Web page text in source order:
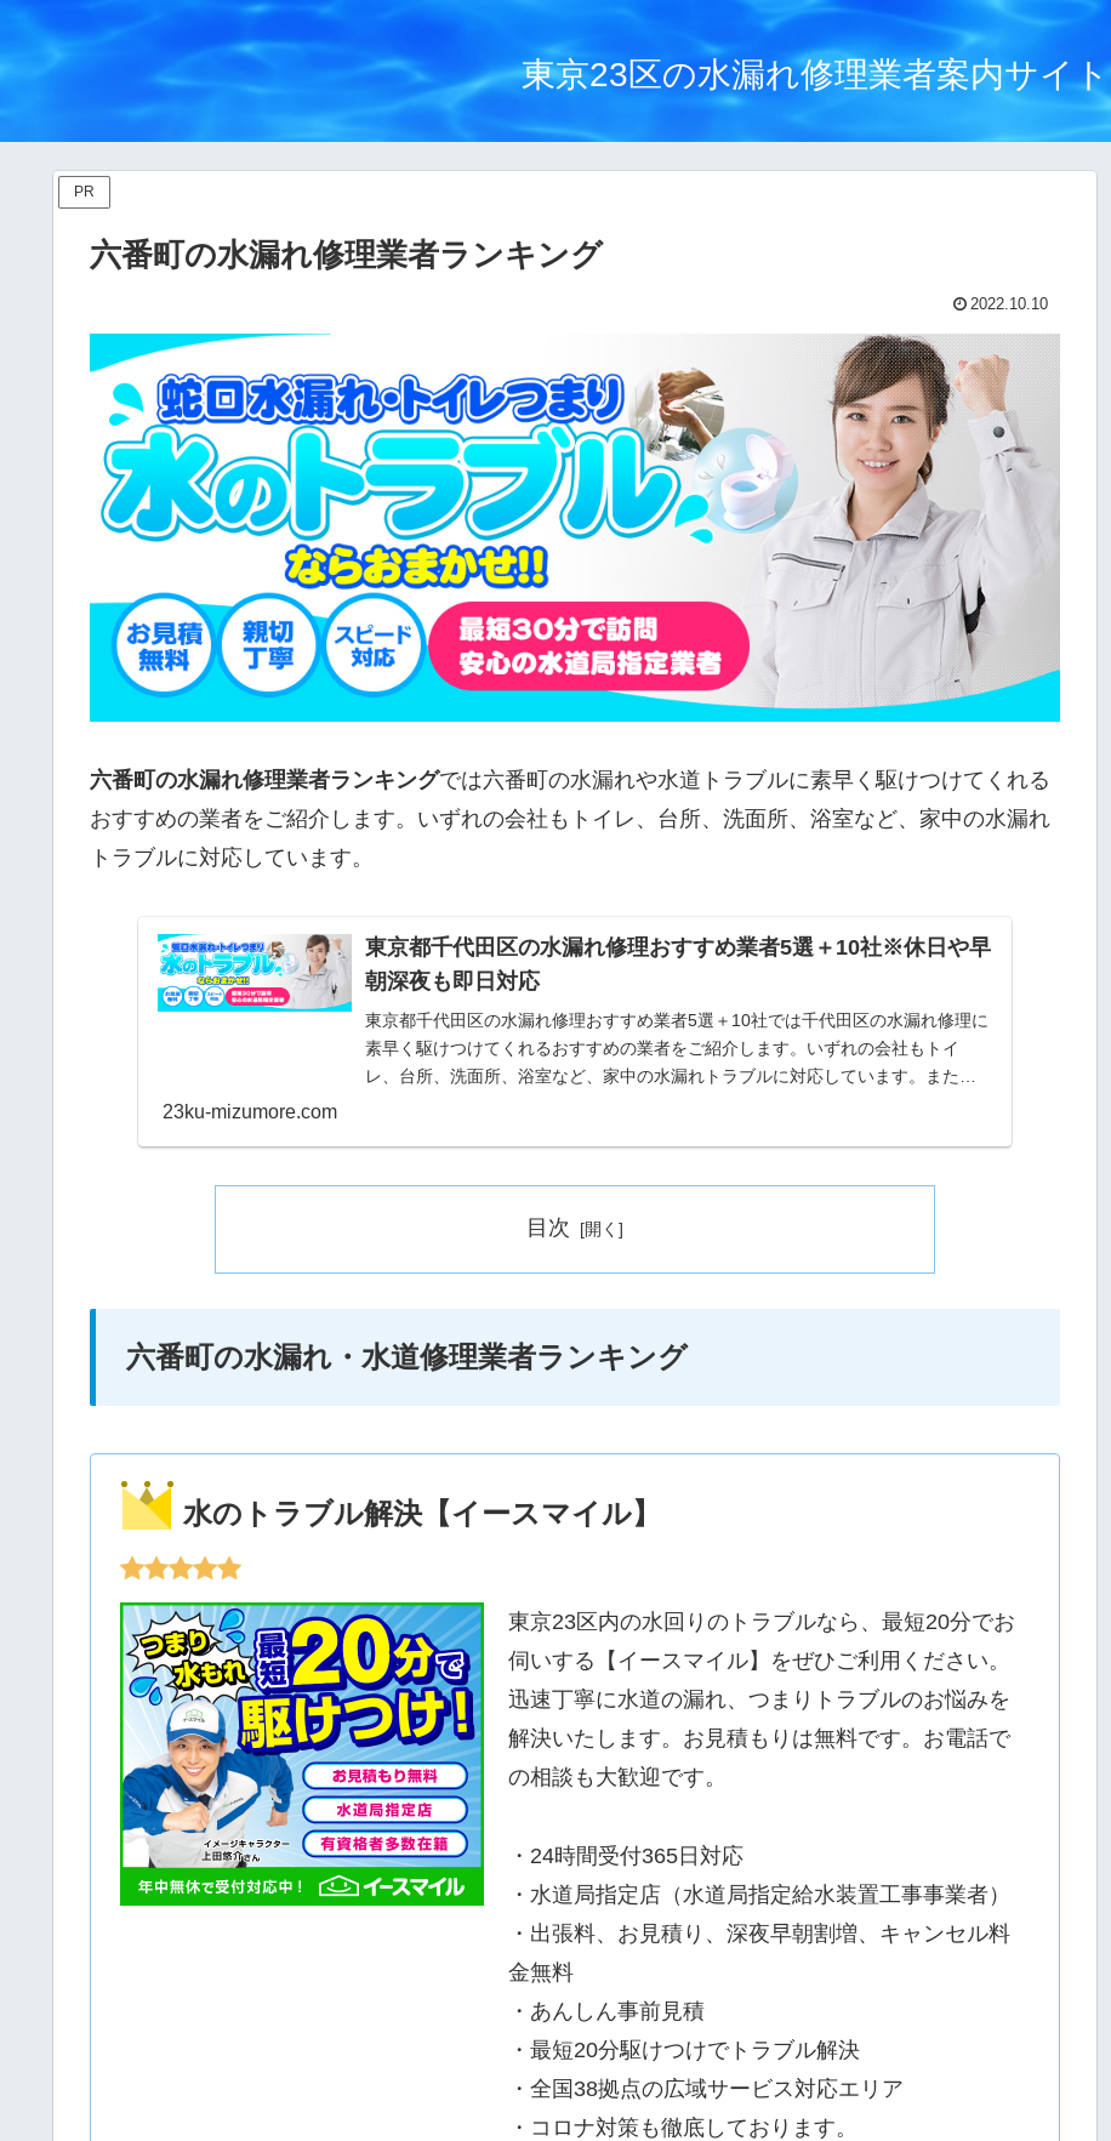
東京23区の水漏れ修理業者案内サイト
PR
六番町の水漏れ修理業者ランキング
2022.10.10
六番町の水漏れ修理業者ランキングでは六番町の水漏れや水道トラブルに素早く駆けつけてくれる
おすすめの業者をご紹介します。いずれの会社もトイレ、台所、洗面所、浴室など、家中の水漏れ
トラブルに対応しています。
東京都千代田区の水漏れ修理おすすめ業者5選＋10社※休日や早
朝深夜も即日対応
東京都千代田区の水漏れ修理おすすめ業者5選＋10社では千代田区の水漏れ修理に
素早く駆けつけてくれるおすすめの業者をご紹介します。いずれの会社もトイ
レ、台所、洗面所、浴室など、家中の水漏れトラブルに対応しています。また祝
23ku-mizumore.com
目次
六番町の水漏れ・水道修理業者ランキング
水のトラブル解決【イースマイル】
東京23区内の水回りのトラブルなら、最短20分でお
伺いする【イースマイル】をぜひご利用ください。
迅速丁寧に水道の漏れ、つまりトラブルのお悩みを
解決いたします。お見積もりは無料です。お電話で
の相談も大歓迎です。
・24時間受付365日対応
・水道局指定店（水道局指定給水装置工事事業者）
・出張料、お見積り、深夜早朝割増、キャンセル料
金無料
・あんしん事前見積
・最短20分駆けつけでトラブル解決
・全国38拠点の広域サービス対応エリア
・コロナ対策も徹底しております。